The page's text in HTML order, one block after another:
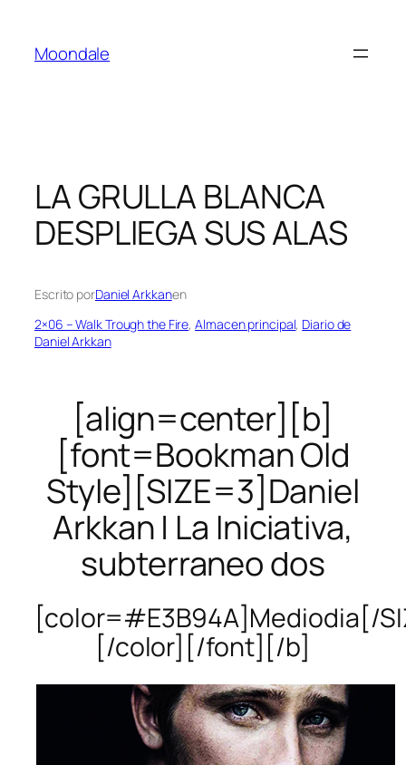
contenido
Moondale
LA GRULLA BLANCA
DESPLIEGA SUS ALAS
Escrito porDaniel Arkkanen
2×06 – Walk Trough the Fire, Almacen principal, Diario de
Daniel Arkkan
[align=center][b]
[font=Bookman Old
Style][SIZE=3]Daniel
Arkkan | La Iniciativa,
subterraneo dos
[color=#E3B94A]Mediodia[/
[/color][/font][/b]